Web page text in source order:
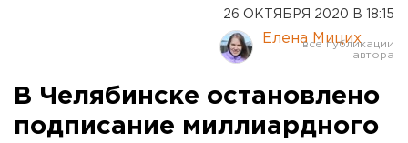
26 ОКТЯБРЯ 2020 В 18:15
Елена Мицих
В Челябинске остановлено
подписание миллиардного